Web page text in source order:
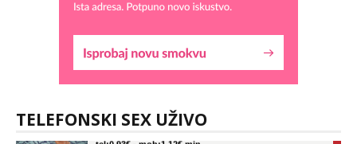
TELEFONSKI SEX UŽIVO
Lucija
Tel:064/677-677- Kod: #136